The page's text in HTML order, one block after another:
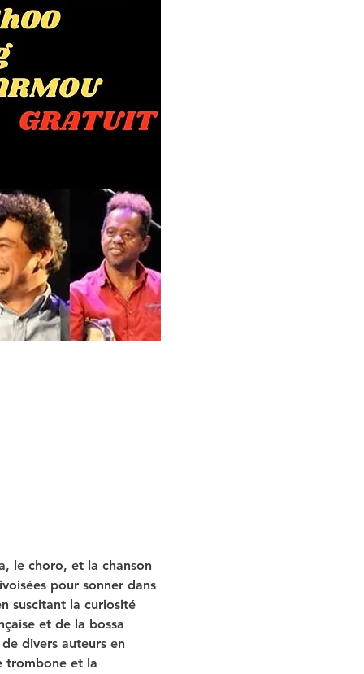
le choro, et la chanson
pour sonner dans
suscitant la curiosité
et de la bossa
divers auteurs en
trombone et la